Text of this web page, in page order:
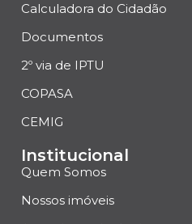
Calculadora do Cidadão
Documentos
2º via de IPTU
COPASA
CEMIG
Institucional
Quem Somos
Nossos imóveis